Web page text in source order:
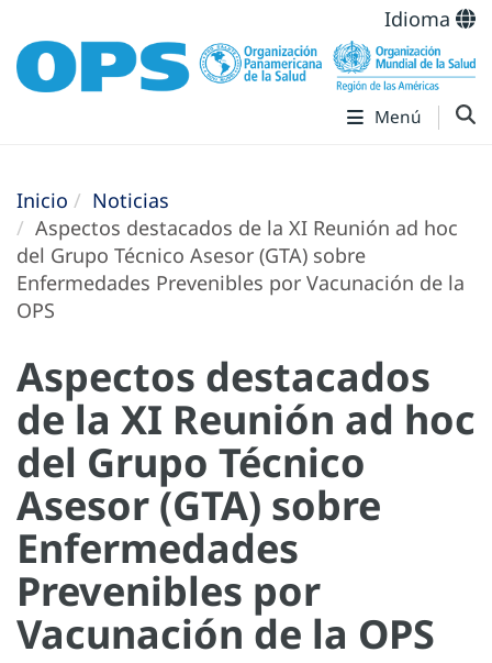
Idioma
Menú
Inicio
Noticias
Aspectos destacados de la XI Reunión ad hoc
del Grupo Técnico Asesor (GTA) sobre
Enfermedades Prevenibles por Vacunación de la
OPS
Aspectos destacados
de la XI Reunión ad hoc
del Grupo Técnico
Asesor (GTA) sobre
Enfermedades
Prevenibles por
Vacunación de la OPS